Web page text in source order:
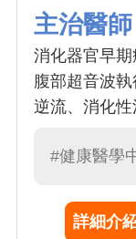
主治醫師
消化器官早期
腹部超音波
逆流、消化
#健康醫學
詳細介